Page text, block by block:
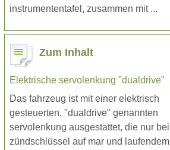
instrumententafel, zusammen mit ...
Zum Inhalt
Elektrische servolenkung "dualdrive"
Das fahrzeug ist mit einer elektrisch
gesteuerten, "dualdrive" genannten
servolenkung ausgestattet, die nur bei
zündschlüssel auf mar und laufendem